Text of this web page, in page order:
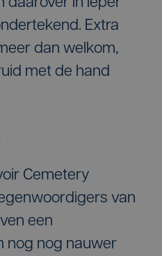
Extra
dan welkom,
met de hand
Cemetery
van
een
nog nog nauwer